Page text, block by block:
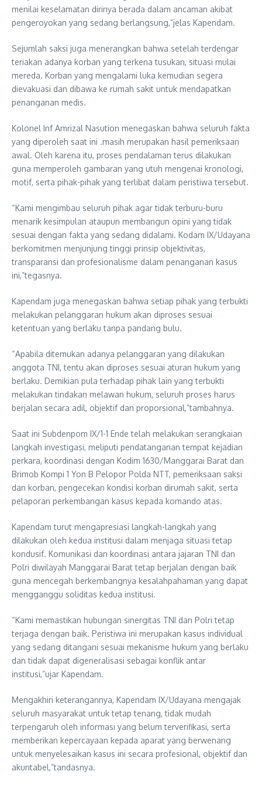
menilai keselamatan dirinya berada dalam ancaman akibat
pengeroyokan yang sedang berlangsung,”jelas Kapendam.
Sejumlah saksi juga menerangkan bahwa setelah terdengar
teriakan adanya korban yang terkena tusukan, situasi mulai
mereda. Korban yang mengalami luka kemudian segera
dievakuasi dan dibawa ke rumah sakit untuk mendapatkan
penanganan medis.
Kolonel Inf Amrizal Nasution menegaskan bahwa seluruh fakta
yang diperoleh saat ini .masih merupakan hasil pemeriksaan
awal. Oleh karena itu, proses pendalaman terus dilakukan
guna memperoleh gambaran yang utuh mengenai kronologi,
motif, serta pihak-pihak yang terlibat dalam peristiwa tersebut.
“Kami mengimbau seluruh pihak agar tidak terburu-buru
menarik kesimpulan ataupun membangun opini yang tidak
sesuai dengan fakta yang sedang didalami. Kodam IX/Udayana
berkomitmen menjunjung tinggi prinsip objektivitas,
transparansi dan profesionalisme dalam penanganan kasus
ini,”tegasnya.
Kapendam juga menegaskan bahwa setiap pihak yang terbukti
melakukan pelanggaran hukum akan diproses sesuai
ketentuan yang berlaku tanpa pandang bulu.
“Apabila ditemukan adanya pelanggaran yang dilakukan
anggota TNI, tentu akan diproses sesuai aturan hukum yang
berlaku. Demikian pula terhadap pihak lain yang terbukti
melakukan tindakan melawan hukum, seluruh proses harus
berjalan secara adil, objektif dan proporsional,”tambahnya.
Saat ini Subdenpom IX/1-1 Ende telah melakukan serangkaian
langkah investigasi, meliputi pendatanganan tempat kejadian
perkara, koordinasi dengan Kodim 1630/Manggarai Barat dan
Brimob Kompi 1 Yon B Pelopor Polda NTT, pemeriksaan saksi
dan korban, pengecekan kondisi korban dirumah sakit, serta
pelaporan perkembangan kasus kepada komando atas.
Kapendam turut mengapresiasi langkah-langkah yang
dilakukan oleh kedua institusi dalam menjaga situasi tetap
kondusif. Komunikasi dan koordinasi antara jajaran TNI dan
Polri diwilayah Manggarai Barat tetap berjalan dengan baik
guna mencegah berkembangnya kesalahpahaman yang dapat
mengganggu soliditas kedua institusi.
“Kami memastikan hubungan sinergitas TNI dan Polri tetap
terjaga dengan baik. Peristiwa ini merupakan kasus individual
yang sedang ditangani sesuai mekanisme hukum yang berlaku
dan tidak dapat digeneralisasi sebagai konflik antar
institusi,”ujar Kapendam.
Mengakhiri keterangannya, Kapendam IX/Udayana mengajak
seluruh masyarakat untuk tetap tenang, tidak mudah
terpengaruh oleh informasi yang belum terverifikasi, serta
memberikan kepercayaan kepada aparat yang berwenang
untuk menyelesaikan kasus ini secara profesional, objektif dan
akuntabel,”tandasnya.